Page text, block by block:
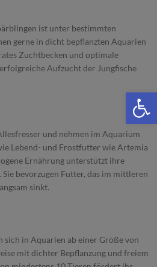
ist unter bestimmten
gerne in dicht bepflanzten Aquarien
Zuchtbecken und optimale
Aufzucht der Jungfische
und nehmen im Aquarium
Lebend- und Frostfutter wie Artemia
Ernährung unterstützt ihre
bevorzugen Futter, das im mittleren
sinkt.
sich in Aquarien ab einer Größe von
mit dichter Bepflanzung und freiem